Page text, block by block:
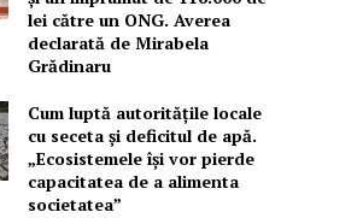
lei către un ONG. Averea
declarată de Mirabela
Grădinaru
Cum luptă autoritățile locale
cu seceta și deficitul de apă.
„Ecosistemele își vor pierde
capacitatea de a alimenta
societatea”